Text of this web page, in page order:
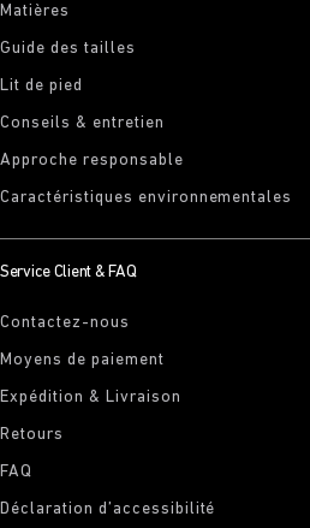
Matières
Guide des tailles
Lit de pied
Conseils & entretien
Approche responsable
Caractéristiques environnementales
Service Client & FAQ
Contactez-nous
Moyens de paiement
Expédition & Livraison
Retours
FAQ
Déclaration d’accessibilité